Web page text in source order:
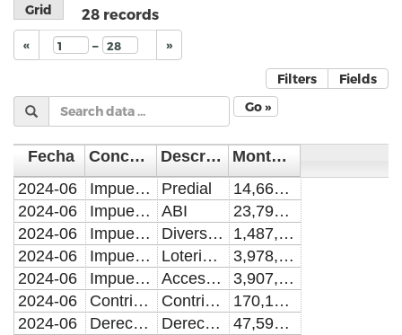
Grid 28 records
« – »
Filters
Fields
Go »
Fecha Concepto Descripci�n
Monto en pesos
2024-06
Impuestos Predial
14,664,138.66
2024-06
Impuestos ABI
23,795,458.03
2024-06
Impuestos Diversiones y espacios p�blicos
1,487,828.17
2024-06
Impuestos Loterias, rifas y sorteos
3,978,274.74
2024-06
Impuestos Accesorios de impuestos
3,907,326.65
2024-06
Contribuciones de mejoras Contribuciones de mejoras
170,139.97
2024-06
Derechos Derechos
47,593,487.86